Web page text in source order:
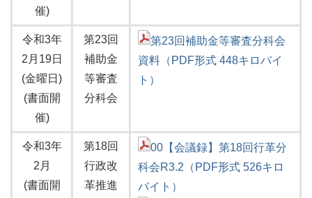
催)
令和3年
2月19日
(金曜日)
(書面開
催)
第23回
補助金
等審査
分科会
第23回補助金等審査分科会
資料（PDF形式 448キロバイ
ト）
令和3年
2月
(書面開
第18回
行政改
革推進
00【会議録】第18回行革分
科会R3.2（PDF形式 526キロ
バイト）